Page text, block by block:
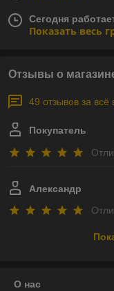
Сегодня
Показать весь
Отзывы о
49 отзывов за всё
Покупатель
Александр
О нас